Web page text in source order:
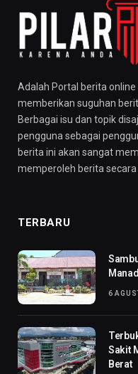
Adalah Portal berita
memberikan suguhan
Berbagai isu dan topik
pengguna sebagai
berita ini akan sangat
memperoleh berita secara
TERBARU
6
Sakit
Berat